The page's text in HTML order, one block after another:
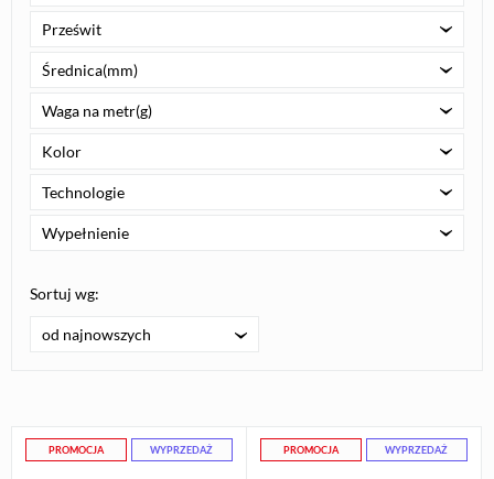
Prześwit
Średnica(mm)
Waga na metr(g)
Kolor
Technologie
Wypełnienie
Sortuj wg:
od najnowszych
PROMOCJA WYPRZEDAŻ PROMOCJA WYPRZEDAŻ